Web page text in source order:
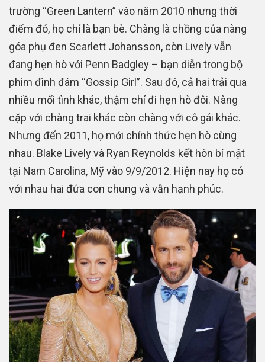
trường “Green Lantern” vào năm 2010 nhưng thời
điểm đó, họ chỉ là bạn bè. Chàng là chồng của nàng
góa phụ đen Scarlett Johansson, còn Lively vẫn
đang hẹn hò với Penn Badgley – bạn diễn trong bộ
phim đình đám “Gossip Girl”. Sau đó, cả hai trải qua
nhiều mối tình khác, thậm chí đi hẹn hò đôi. Nàng
cặp với chàng trai khác còn chàng với cô gái khác.
Nhưng đến 2011, họ mới chính thức hẹn hò cùng
nhau. Blake Lively và Ryan Reynolds kết hôn bí mật
tại Nam Carolina, Mỹ vào 9/9/2012. Hiện nay họ có
với nhau hai đứa con chung và vẫn hạnh phúc.